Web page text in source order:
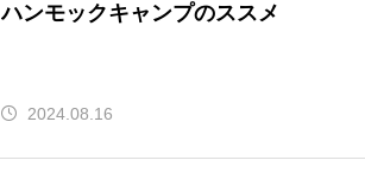
ハンモックキャンプのススメ
2024.08.16